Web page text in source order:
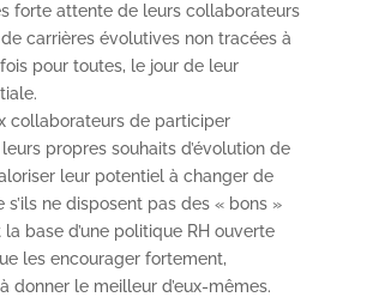
forte attente de leurs collaborateurs
carrières évolutives non tracées à
fois pour toutes, le jour de leur
collaborateurs de participer
propres souhaits d’évolution de
leur potentiel à changer de
s’ils ne disposent pas des « bons »
base d’une politique RH ouverte
les encourager fortement,
donner le meilleur d’eux-mêmes.